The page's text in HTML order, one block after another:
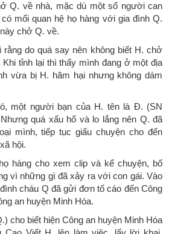
Q. về nhà, mặc dù một số người can
mối quan hệ họ hàng với gia đình Q.
chở Q. về.
do quá say nên không biết H. chở
tỉnh lại thì thấy mình đang ở một địa
vừa bị H. hãm hại nhưng không dám
một người bạn của H. tên là Đ. (SN
quá xấu hổ và lo lắng nên Q. đã
mình, tiếp tục giấu chuyện cho đến
hội.
hàng cho xem clip và kể chuyện, bố
vì những gì đã xảy ra với con gái. Vào
cháu Q đã gửi đơn tố cáo đến Công
an huyện Minh Hóa.
cho biết hiện Công an huyện Minh Hóa